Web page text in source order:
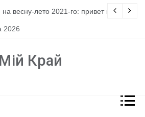
весну-лето 2021-го: привет из 80-х
2026
Мій Край